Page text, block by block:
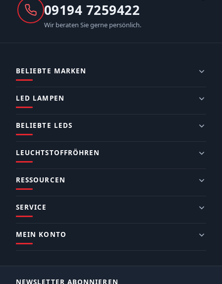
09194 7259422
Wir beraten Sie gerne persönlich.
BELIEBTE MARKEN
LED LAMPEN
BELIEBTE LEDS
LEUCHTSTOFFRÖHREN
RESSOURCEN
SERVICE
MEIN KONTO
NEWSLETTER ABONNIEREN